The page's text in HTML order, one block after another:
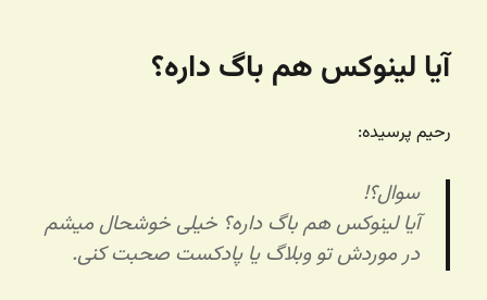
آیا لینوکس هم باگ داره؟
رحیم پرسیده:
سوال؟!
آیا لینوکس هم باگ داره؟ خیلی خوشحال میشم
در موردش تو وبلاگ یا پادکست صحبت کنی.